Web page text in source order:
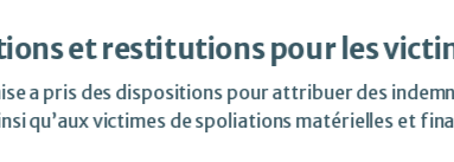
et restitutions pour les
a pris des dispositions pour attribuer des
qu’aux victimes de spoliations matérielles et